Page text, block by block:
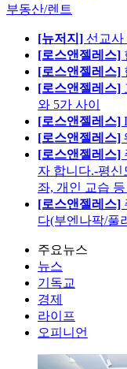
부동산/렌트
[뉴저지] 선교사
[로스앤젤레스]
[로스앤젤레스]
[로스앤젤레스]
와 5가 사이
[로스앤젤레스]
[로스앤젤레스]
[로스앤젤레스]
자 합니다.-평
좌, 개인 교습
[로스앤젤레스]
다(부엔나팍/풀
주요뉴스
뉴스
기독교
경제
라이프
오피니언